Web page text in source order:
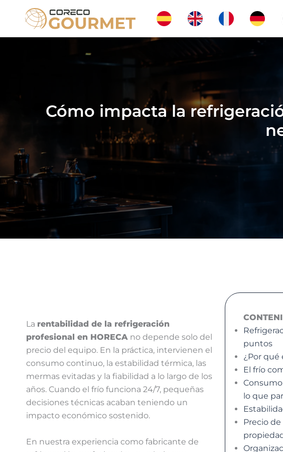
contenido
Cómo impacta la
La rentabilidad de la refrigeración
profesional en HORECA no depende solo del
precio del equipo. En la práctica, intervienen el
consumo continuo, la estabilidad térmica, las
mermas evitadas y la fiabilidad a lo largo de los
años. Cuando el frío funciona 24/7, pequeñas
decisiones técnicas acaban teniendo un
impacto económico sostenido.
En nuestra experiencia como fabricante de
puntos
¿Por qué
El frío
lo que
Precio